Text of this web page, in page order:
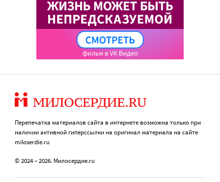
Перепечатка материалов сайта в интернете возможна только при
наличии активной гиперссылки на оригинал материала на сайте
miloserdie.ru
© 2024 – 2026. Милосердие.ru